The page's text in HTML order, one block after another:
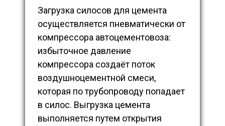
Загрузка силосов для цемента
осуществляется пневматически от
компрессора автоцементовоза:
избыточное давление
компрессора создаёт поток
воздушноцементной смеси,
которая по трубопроводу попадает
в силос. Выгрузка цемента
выполняется путем открытия